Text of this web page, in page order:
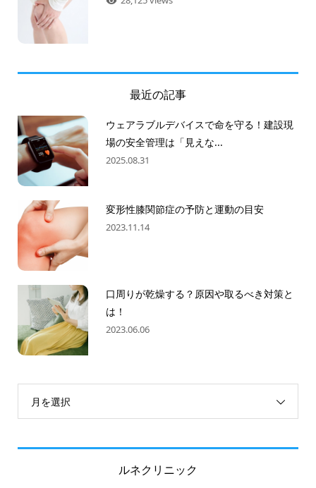
最近の記事
ウェアラブルデバイスで命を守る！建設現
場の安全管理は「見えな...
2025.08.31
変形性膝関節症の予防と運動の目安
2023.11.14
口周りが乾燥する？原因や取るべき対策と
は！
2023.06.06
月を選択
ルネクリニック